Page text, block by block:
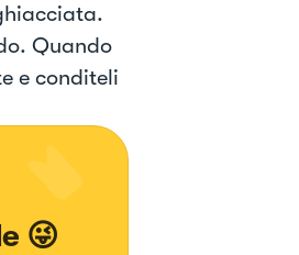
Quando
e conditeli
😜